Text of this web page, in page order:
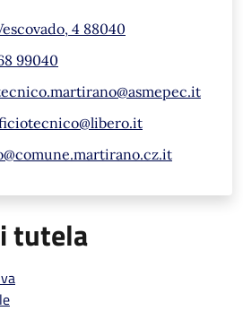
4 88040
99040
tutela